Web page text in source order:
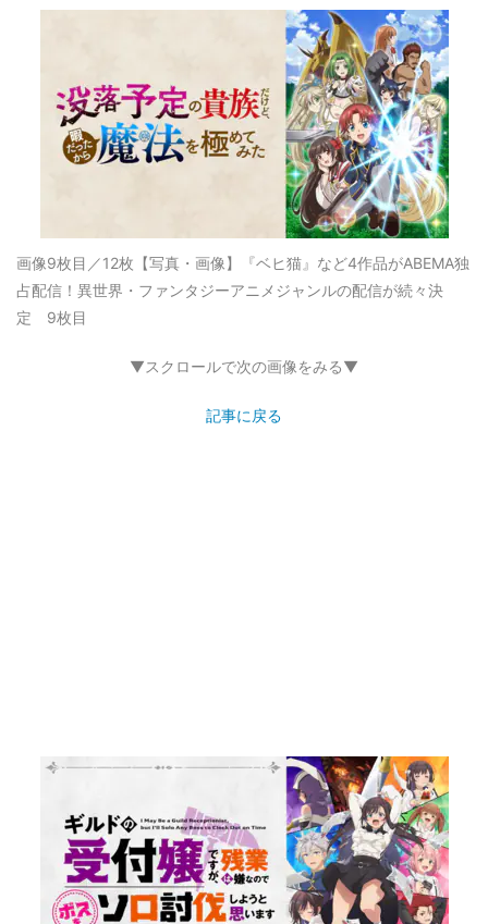
画像9枚目／12枚 【写真・画像】『ベヒ猫』など4作品がABEMA独
占配信！異世界・ファンタジーアニメジャンルの配信が続々決
定 9枚目
▼スクロールで次の画像をみる▼
記事に戻る